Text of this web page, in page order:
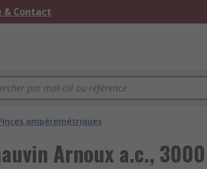
& Contact
ampèremétriques
Arnoux a.c., 3000